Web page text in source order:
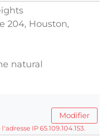
204, Houston,
natural
Modifier
IP 65.109.104.153.